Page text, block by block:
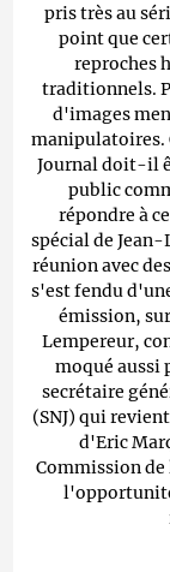
pris très au
point que
reproches
traditionnels.
d'images
manipulatoires.
Journal doit-il
public
répondre à
spécial de
réunion avec
s'est fendu
émission,
Lempereur,
moqué aussi
secrétaire
(SNJ) qui
d'Eric
Commission